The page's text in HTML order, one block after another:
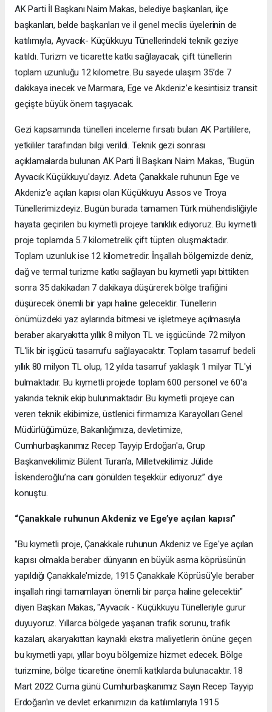
AK Parti İl Başkanı Naim Makas, belediye başkanları, ilçe
başkanları, belde başkanları ve il genel meclis üyelerinin de
katılımıyla, Ayvacık- Küçükkuyu Tünellerindeki teknik geziye
katıldı. Turizm ve ticarette katkı sağlayacak, çift tünellerin
toplam uzunluğu 12 kilometre. Bu sayede ulaşım 35’de 7
dakikaya inecek ve Marmara, Ege ve Akdeniz’e kesintisiz transit
geçişte büyük önem taşıyacak.
Gezi kapsamında tünelleri inceleme fırsatı bulan AK Partililere,
yetkililer tarafından bilgi verildi. Teknik gezi sonrası
açıklamalarda bulunan AK Parti İl Başkanı Naim Makas, “Bugün
Ayvacık Küçükkuyu'dayız. Adeta Çanakkale ruhunun Ege ve
Akdeniz'e açılan kapısı olan Küçükkuyu Assos ve Troya
Tünellerimizdeyiz. Bugün burada tamamen Türk mühendisliğiyle
hayata geçirilen bu kıymetli projeye tanıklık ediyoruz. Bu kıymetli
proje toplamda 5.7 kilometrelik çift tüpten oluşmaktadır.
Toplam uzunluk ise 12 kilometredir. İnşallah bölgemizde deniz,
dağ ve termal turizme katkı sağlayan bu kıymetli yapı bittikten
sonra 35 dakikadan 7 dakikaya düşürerek bölge trafiğini
düşürecek önemli bir yapı haline gelecektir. Tünellerin
önümüzdeki yaz aylarında bitmesi ve işletmeye açılmasıyla
beraber akaryakıtta yıllık 8 milyon TL ve işgücünde 72 milyon
TL'lik bir işgücü tasarrufu sağlayacaktır. Toplam tasarruf bedeli
yıllık 80 milyon TL olup, 12 yılda tasarruf yaklaşık 1 milyar TL'yi
bulmaktadır. Bu kıymetli projede toplam 600 personel ve 60'a
yakında teknik ekip bulunmaktadır. Bu kıymetli projeye can
veren teknik ekibimize, üstlenici firmamıza Karayolları Genel
Müdürlüğümüze, Bakanlığımıza, devletimize,
Cumhurbaşkanımız Recep Tayyip Erdoğan'a, Grup
Başkanvekilimiz Bülent Turan’a, Milletvekilimiz Jülide
İskenderoğlu’na canı gönülden teşekkür ediyoruz” diye
konuştu.
“Çanakkale ruhunun Akdeniz ve Ege’ye açılan kapısı”
"Bu kıymetli proje, Çanakkale ruhunun Akdeniz ve Ege'ye açılan
kapısı olmakla beraber dünyanın en büyük asma köprüsünün
yapıldığı Çanakkale'mizde, 1915 Çanakkale Köprüsü'yle beraber
inşallah ringi tamamlayan önemli bir parça haline gelecektir"
diyen Başkan Makas, "Ayvacık - Küçükkuyu Tünelleriyle gurur
duyuyoruz. Yıllarca bölgede yaşanan trafik sorunu, trafik
kazaları, akaryakıttan kaynaklı ekstra maliyetlerin önüne geçen
bu kıymetli yapı, yıllar boyu bölgemize hizmet edecek. Bölge
turizmine, bölge ticaretine önemli katkılarda bulunacaktır. 18
Mart 2022 Cuma günü Cumhurbaşkanımız Sayın Recep Tayyip
Erdoğan'ın ve devlet erkanımızın da katılımlarıyla 1915